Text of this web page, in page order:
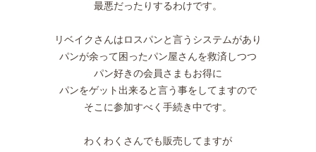
最悪だったりするわけです。
リベイクさんはロスパンと言うシステムがあり
パンが余って困ったパン屋さんを救済しつつ
パン好きの会員さまもお得に
パンをゲット出来ると言う事をしてますので
そこに参加すべく手続き中です。
わくわくさんでも販売してますが